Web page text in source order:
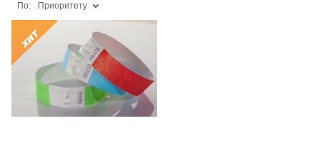
По: Приоритету